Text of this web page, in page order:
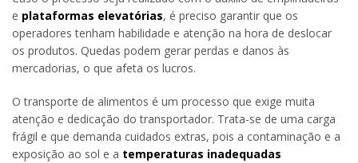
e plataformas elevatórias, é preciso garantir que os
operadores tenham habilidade e atenção na hora de deslocar
os produtos. Quedas podem gerar perdas e danos às
mercadorias, o que afeta os lucros.
O transporte de alimentos é um processo que exige muita
atenção e dedicação do transportador. Trata-se de uma carga
frágil e que demanda cuidados extras, pois a contaminação e a
exposição ao sol e a temperaturas inadequadas